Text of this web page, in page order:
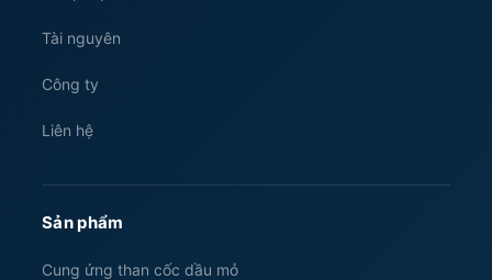
Tài nguyên
Công ty
Liên hệ
Sản phẩm
Cung ứng than cốc dầu mỏ